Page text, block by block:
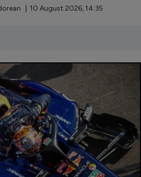
cont
cont
| 10 August 2026, 14:35